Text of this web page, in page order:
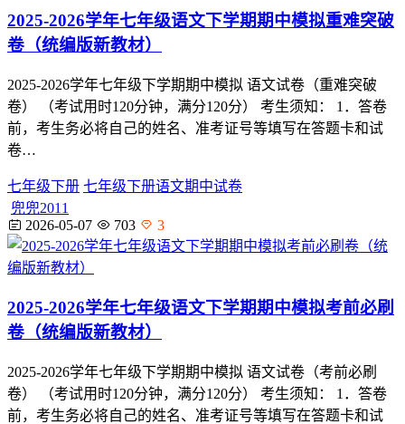
2025-2026学年七年级语文下学期期中模拟重难突破
卷（统编版新教材）
2025-2026学年七年级下学期期中模拟 语文试卷（重难突破
卷） （考试用时120分钟，满分120分） 考生须知： 1．答卷
前，考生务必将自己的姓名、准考证号等填写在答题卡和试
卷…
七年级下册 七年级下册语文期中试卷
兜兜2011
2026-05-07
703 3
2025-2026学年七年级语文下学期期中模拟考前必刷
卷（统编版新教材）
2025-2026学年七年级下学期期中模拟 语文试卷（考前必刷
卷） （考试用时120分钟，满分120分） 考生须知： 1．答卷
前，考生务必将自己的姓名、准考证号等填写在答题卡和试